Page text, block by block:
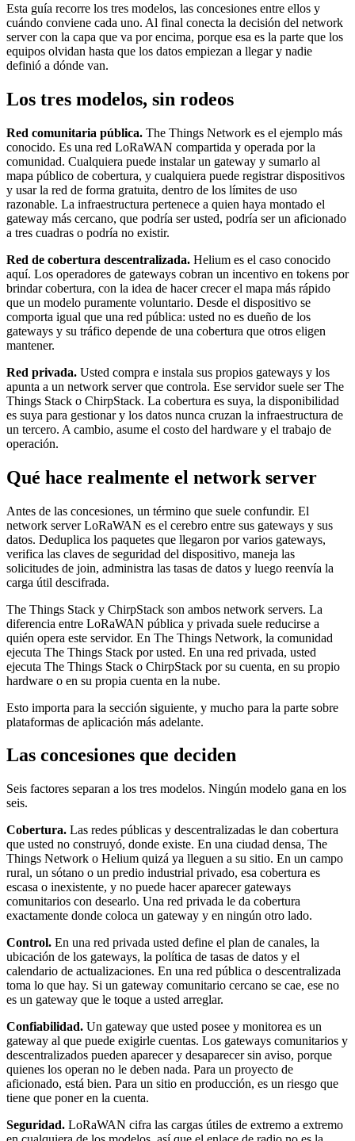
Esta guía recorre los tres modelos, las concesiones entre ellos y
cuándo conviene cada uno. Al final conecta la decisión del network
server con la capa que va por encima, porque esa es la parte que los
equipos olvidan hasta que los datos empiezan a llegar y nadie
definió a dónde van.
Los tres modelos, sin rodeos
Red comunitaria pública. The Things Network es el ejemplo más
conocido. Es una red LoRaWAN compartida y operada por la
comunidad. Cualquiera puede instalar un gateway y sumarlo al
mapa público de cobertura, y cualquiera puede registrar dispositivos
y usar la red de forma gratuita, dentro de los límites de uso
razonable. La infraestructura pertenece a quien haya montado el
gateway más cercano, que podría ser usted, podría ser un aficionado
a tres cuadras o podría no existir.
Red de cobertura descentralizada. Helium es el caso conocido
aquí. Los operadores de gateways cobran un incentivo en tokens por
brindar cobertura, con la idea de hacer crecer el mapa más rápido
que un modelo puramente voluntario. Desde el dispositivo se
comporta igual que una red pública: usted no es dueño de los
gateways y su tráfico depende de una cobertura que otros eligen
mantener.
Red privada. Usted compra e instala sus propios gateways y los
apunta a un network server que controla. Ese servidor suele ser The
Things Stack o ChirpStack. La cobertura es suya, la disponibilidad
es suya para gestionar y los datos nunca cruzan la infraestructura de
un tercero. A cambio, asume el costo del hardware y el trabajo de
operación.
Qué hace realmente el network server
Antes de las concesiones, un término que suele confundir. El
network server LoRaWAN es el cerebro entre sus gateways y sus
datos. Deduplica los paquetes que llegaron por varios gateways,
verifica las claves de seguridad del dispositivo, maneja las
solicitudes de join, administra las tasas de datos y luego reenvía la
carga útil descifrada.
The Things Stack y ChirpStack son ambos network servers. La
diferencia entre LoRaWAN pública y privada suele reducirse a
quién opera este servidor. En The Things Network, la comunidad
ejecuta The Things Stack por usted. En una red privada, usted
ejecuta The Things Stack o ChirpStack por su cuenta, en su propio
hardware o en su propia cuenta en la nube.
Esto importa para la sección siguiente, y mucho para la parte sobre
plataformas de aplicación más adelante.
Las concesiones que deciden
Seis factores separan a los tres modelos. Ningún modelo gana en los
seis.
Cobertura. Las redes públicas y descentralizadas le dan cobertura
que usted no construyó, donde existe. En una ciudad densa, The
Things Network o Helium quizá ya lleguen a su sitio. En un campo
rural, un sótano o un predio industrial privado, esa cobertura es
escasa o inexistente, y no puede hacer aparecer gateways
comunitarios con desearlo. Una red privada le da cobertura
exactamente donde coloca un gateway y en ningún otro lado.
Control. En una red privada usted define el plan de canales, la
ubicación de los gateways, la política de tasas de datos y el
calendario de actualizaciones. En una red pública o descentralizada
toma lo que hay. Si un gateway comunitario cercano se cae, ese no
es un gateway que le toque a usted arreglar.
Confiabilidad. Un gateway que usted posee y monitorea es un
gateway al que puede exigirle cuentas. Los gateways comunitarios y
descentralizados pueden aparecer y desaparecer sin aviso, porque
quienes los operan no le deben nada. Para un proyecto de
aficionado, está bien. Para un sitio en producción, es un riesgo que
tiene que poner en la cuenta.
Seguridad. LoRaWAN cifra las cargas útiles de extremo a extremo